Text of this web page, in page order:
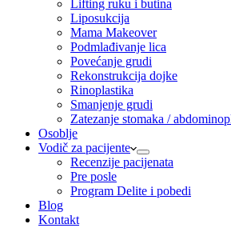
Lifting ruku i butina
Liposukcija
Mama Makeover
Podmlađivanje lica
Povećanje grudi
Rekonstrukcija dojke
Rinoplastika
Smanjenje grudi
Zatezanje stomaka /
Osoblje
Vodič za pacijente
Recenzije pacijenata
Pre posle
Program Delite i pobedi
Blog
Kontakt